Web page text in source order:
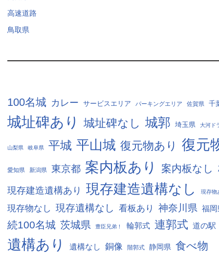
高速道路
鳥取県
100名城 カレー サービスエリア パーキングエリア 佐賀県 千
城址碑あり 城址碑なし 城郭 埼玉県 大河ド
山梨県 岐阜県 平城 平山城 復元物あり 復元
愛知県 新潟県 東京都 案内板あり 案内板なし
現存建造遺構あり 現存建造遺構なし 現存物
現存物なし 現存遺構なし 看板あり 神奈川県 福岡
続100名城 茨城県 豊臣兄弟！ 輪郭式 連郭式 道の駅
遺構あり 遺構なし 銅像 階郭式 静岡県 食べ物